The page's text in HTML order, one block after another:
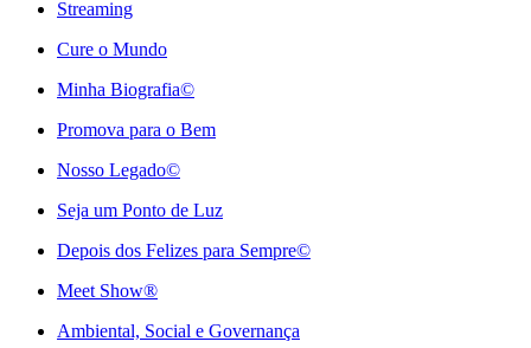
Streaming
Cure o Mundo
Minha Biografia©
Promova para o Bem
Nosso Legado©
Seja um Ponto de Luz
Depois dos Felizes para Sempre©️
Meet Show®
Ambiental, Social e Governança